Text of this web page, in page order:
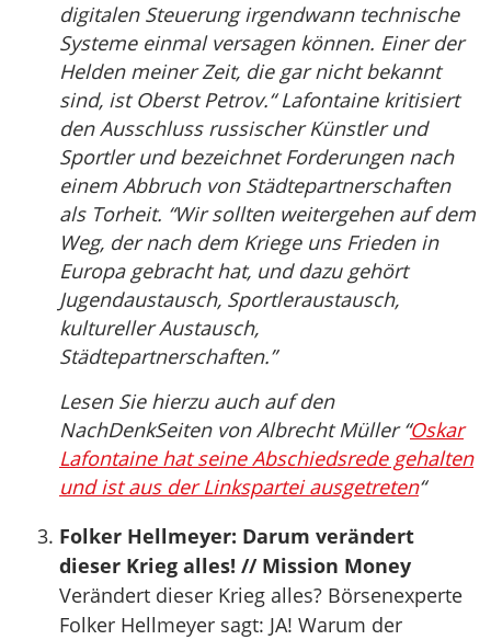
digitalen Steuerung irgendwann technische
Systeme einmal versagen können. Einer der
Helden meiner Zeit, die gar nicht bekannt
sind, ist Oberst Petrov.“ Lafontaine kritisiert
den Ausschluss russischer Künstler und
Sportler und bezeichnet Forderungen nach
einem Abbruch von Städtepartnerschaften
als Torheit. “Wir sollten weitergehen auf dem
Weg, der nach dem Kriege uns Frieden in
Europa gebracht hat, und dazu gehört
Jugendaustausch, Sportleraustausch,
kultureller Austausch,
Städtepartnerschaften.”
Lesen Sie hierzu auch auf den
NachDenkSeiten von Albrecht Müller “Oskar
Lafontaine hat seine Abschiedsrede gehalten
und ist aus der Linkspartei ausgetreten“
Folker Hellmeyer: Darum verändert
dieser Krieg alles! // Mission Money
Verändert dieser Krieg alles? Börsenexperte
Folker Hellmeyer sagt: JA! Warum der